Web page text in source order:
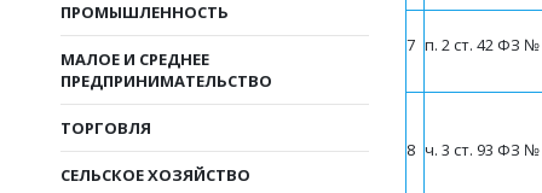
ПРОМЫШЛЕННОСТЬ
МАЛОЕ И СРЕДНЕЕ
ПРЕДПРИНИМАТЕЛЬСТВО
ТОРГОВЛЯ
СЕЛЬСКОЕ ХОЗЯЙСТВО
7 п. 2 ст. 42 ФЗ №
8 ч. 3 ст. 93 ФЗ